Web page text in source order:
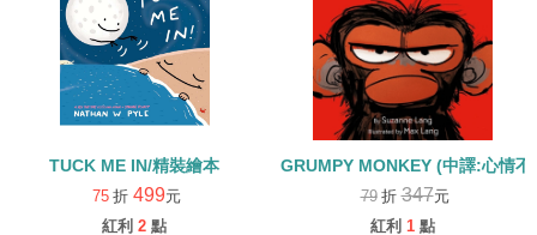
TUCK ME IN/精裝繪本
75 折 499元
紅利 2 點
GRUMPY MONKEY (中譯:心情
79 折347元
紅利 1 點